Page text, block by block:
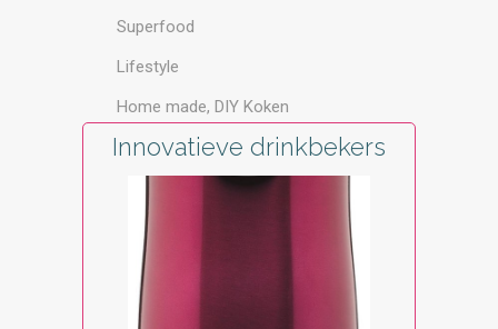
Superfood
Lifestyle
Home made, DIY Koken
Innovatieve drinkbekers